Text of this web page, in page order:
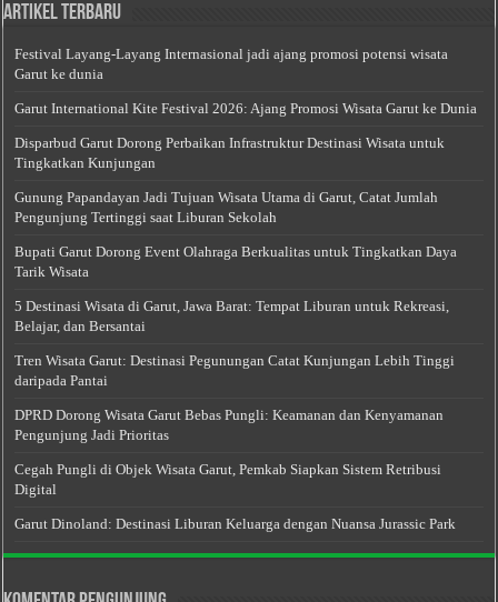
Artikel Terbaru
Festival Layang-Layang Internasional jadi ajang promosi potensi wisata
Garut ke dunia
Garut International Kite Festival 2026: Ajang Promosi Wisata Garut ke Dunia
Disparbud Garut Dorong Perbaikan Infrastruktur Destinasi Wisata untuk
Tingkatkan Kunjungan
Gunung Papandayan Jadi Tujuan Wisata Utama di Garut, Catat Jumlah
Pengunjung Tertinggi saat Liburan Sekolah
Bupati Garut Dorong Event Olahraga Berkualitas untuk Tingkatkan Daya
Tarik Wisata
5 Destinasi Wisata di Garut, Jawa Barat: Tempat Liburan untuk Rekreasi,
Belajar, dan Bersantai
Tren Wisata Garut: Destinasi Pegunungan Catat Kunjungan Lebih Tinggi
daripada Pantai
DPRD Dorong Wisata Garut Bebas Pungli: Keamanan dan Kenyamanan
Pengunjung Jadi Prioritas
Cegah Pungli di Objek Wisata Garut, Pemkab Siapkan Sistem Retribusi
Digital
Garut Dinoland: Destinasi Liburan Keluarga dengan Nuansa Jurassic Park